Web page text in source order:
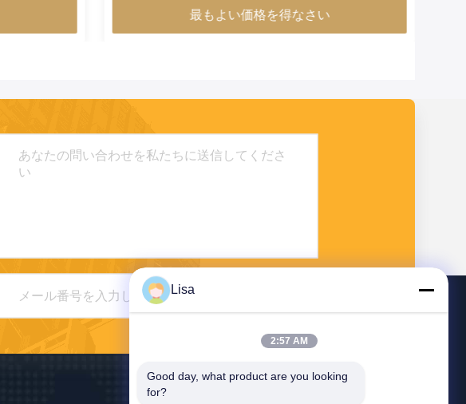
最もよい価格を得なさい
Lisa
2:57 AM
Good day, what product are you looking
for?